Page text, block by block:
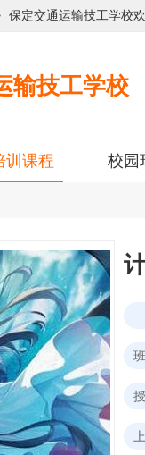
保定交通运输技工学校
输技工学校
训课程 校园